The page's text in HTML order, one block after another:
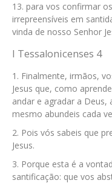
para vos confirmar
irrepreensíveis em
vinda de nosso Senhor
I Tessalonicenses 4
Finalmente, irmãos,
Jesus que, como
andar e agradar a
mesmo abundeis cada
Pois vós sabeis que
Jesus.
Porque esta é a
santificação: que vos